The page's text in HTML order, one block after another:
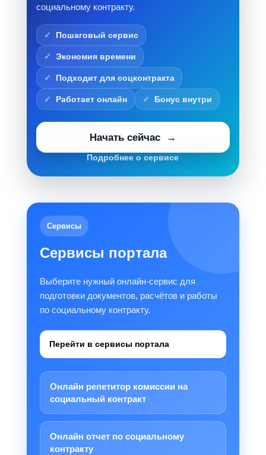
социальному контракту.
Пошаговый сервис
Экономия времени
Подходит для соцконтракта
Работает онлайн Бонус внутри
Начать сейчас
Подробнее о сервисе
Сервисы
Сервисы портала
Выберите нужный онлайн-сервис для
подготовки документов, расчётов и работы
по социальному контракту.
Перейти в сервисы портала
Онлайн репетитор комиссии на
социальный контракт
Онлайн отчет по социальному
контракту